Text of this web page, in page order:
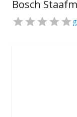
Bosch